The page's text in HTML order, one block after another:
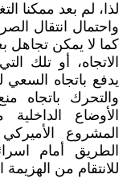
لذا، لم بعد ممكنا
واحتمال انتقال
كما لا يمكن
الاتجاه، أو تلك
يدفع باتجاه السعي
والتحرك باتجاه
الأوضاع
المشروع
للانتقام من